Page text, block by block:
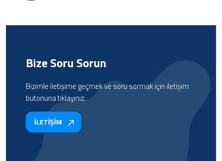
Bize Soru Sorun
Bizimle iletişime geçmek ve soru sormak için iletişim
butonuna tıklayınız.
İLETİŞİM